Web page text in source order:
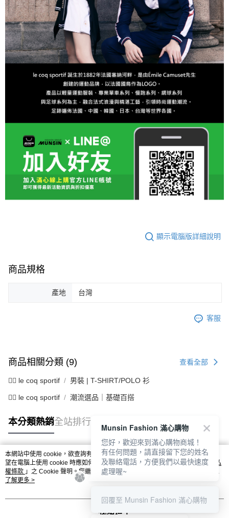
顯示電腦版詳細說明
商品規格
產地 台灣
客服
商品相關分類 (9) 查看全部
🚴‍♂️ le coq sportif 男裝 | T-SHIRT/POLO 衫
🚴‍♂️ le coq sportif 潮流選品｜基礎百搭
本分類熱銷全站排行
熱門標籤
本網站中使用 cookie，欲查詢有關本網站使用 cookie 方式之詳情，及若您不希
望在電腦上使用 cookie 時應如何變更電腦的 cookie 設定，請參閱本網站「
隱私
權條款 」之 Cookie 聲明。您繼續使用本網站即表示您同意本公司得按本網站使
用條款之 Cookie 聲明使用 cookie。
了解更多 >
我知道了
Munsin Fashion 滿心購物
您好，歡迎來到滿心購物商城！
有任何問題，請直接留下您的姓名
及聯絡電話，方便我們以最快速度
處理喔~
回覆至 Munsin Fashion 滿心購物